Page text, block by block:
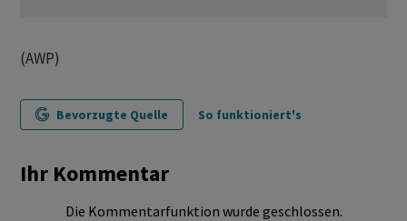
(AWP)
Bevorzugte Quelle So funktioniert's
Ihr Kommentar
Die Kommentarfunktion wurde geschlossen.